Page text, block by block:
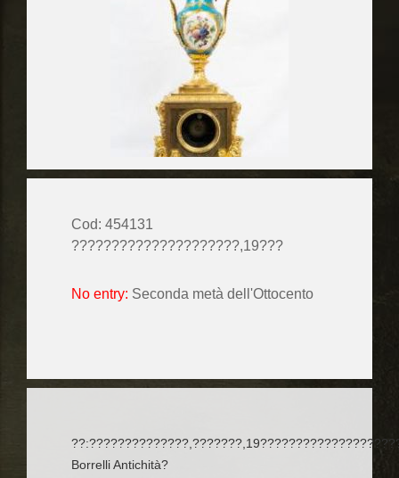
Cod: 454131
?????????????????????,19???
No entry: Seconda metà dell'Ottocento
Borrelli Antichità?